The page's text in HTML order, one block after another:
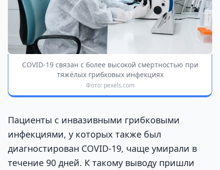
COVID-19 связан с более высокой смертностью при
тяжёлых грибковых инфекциях
Фото: pexels.com
Пациенты с инвазивными грибковыми
инфекциями, у которых также был
диагностирован COVID-19, чаще умирали в
течение 90 дней. К такому выводу пришли